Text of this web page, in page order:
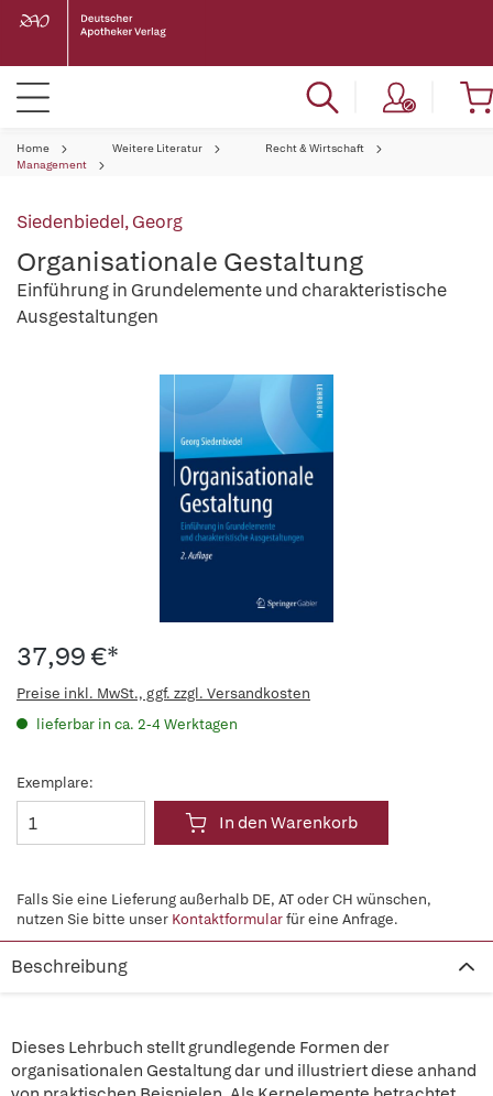
Home Weitere Literatur
Recht & Wirtschaft
Management
Siedenbiedel, Georg
Organisationale Gestaltung
Einführung in Grundelemente und charakteristische
Ausgestaltungen
37,99 €*
Preise inkl. MwSt., ggf. zzgl. Versandkosten
lieferbar in ca. 2-4 Werktagen
Exemplare:
In den Warenkorb
Falls Sie eine Lieferung außerhalb DE, AT oder CH wünschen,
nutzen Sie bitte unser Kontaktformularfür eine Anfrage.
Beschreibung
Dieses Lehrbuch stellt grundlegende Formen der
organisationalen Gestaltung dar und illustriert diese anhand